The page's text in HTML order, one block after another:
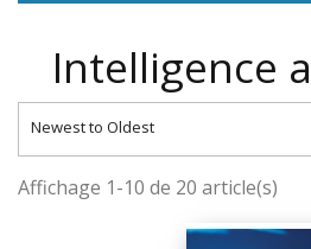
Intelligence
Newest to Oldest
Affichage 1-10 de 20 article(s)